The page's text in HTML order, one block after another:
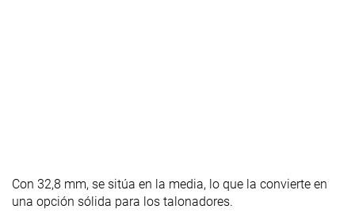
Con 32,8 mm, se sitúa en la media, lo que la convierte en
una opción sólida para los talonadores.